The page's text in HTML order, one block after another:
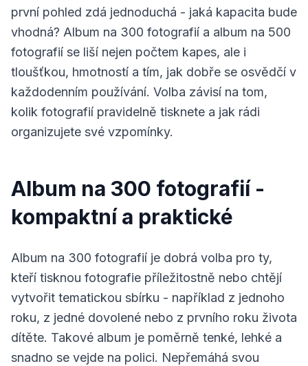
první pohled zdá jednoduchá - jaká kapacita bude
vhodná? Album na 300 fotografií a album na 500
fotografií se liší nejen počtem kapes, ale i
tloušťkou, hmotností a tím, jak dobře se osvědčí v
každodenním používání. Volba závisí na tom,
kolik fotografií pravidelně tisknete a jak rádi
organizujete své vzpomínky.
Album na 300 fotografií -
kompaktní a praktické
Album na 300 fotografií je dobrá volba pro ty,
kteří tisknou fotografie příležitostně nebo chtějí
vytvořit tematickou sbírku - například z jednoho
roku, z jedné dovolené nebo z prvního roku života
dítěte. Takové album je poměrně tenké, lehké a
snadno se vejde na polici. Nepřemáhá svou